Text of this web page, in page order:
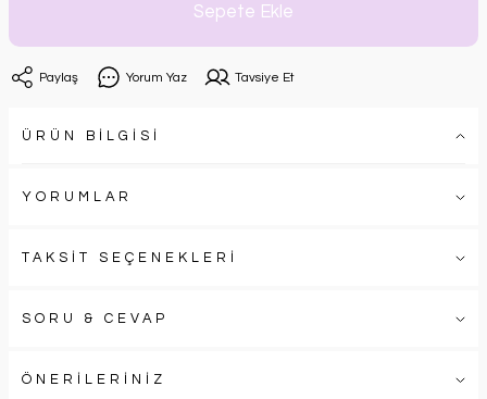
Sepete Ekle
Paylaş Yorum Yaz Tavsiye Et
ÜRÜN BİLGİSİ
YORUMLAR
TAKSİT SEÇENEKLERİ
SORU & CEVAP
ÖNERİLERİNİZ